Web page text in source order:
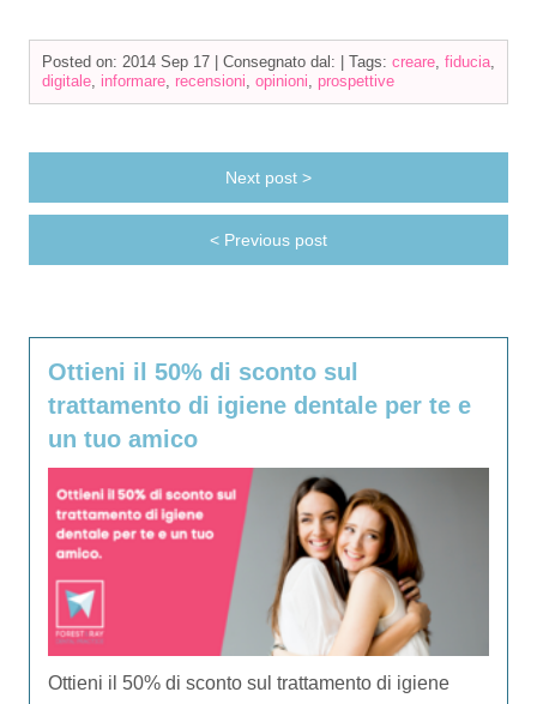
Posted on: 2014 Sep 17 | Consegnato dal: Tags: creare, fiducia,
digitale, informare, recensioni, opinioni, prospettive
Next post >
< Previous post
Ottieni il 50% di sconto sul
trattamento di igiene dentale per te e
un tuo amico
Ottieni il 50% di sconto sul trattamento di igiene